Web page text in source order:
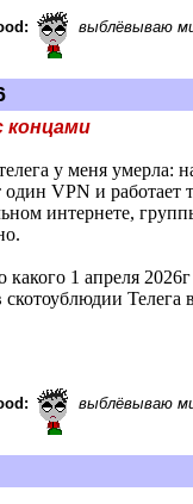
выблёвываю
концами
у меня умерла:
VPN и работает
интернете,
какого 1 апреля
Телега
выблёвываю